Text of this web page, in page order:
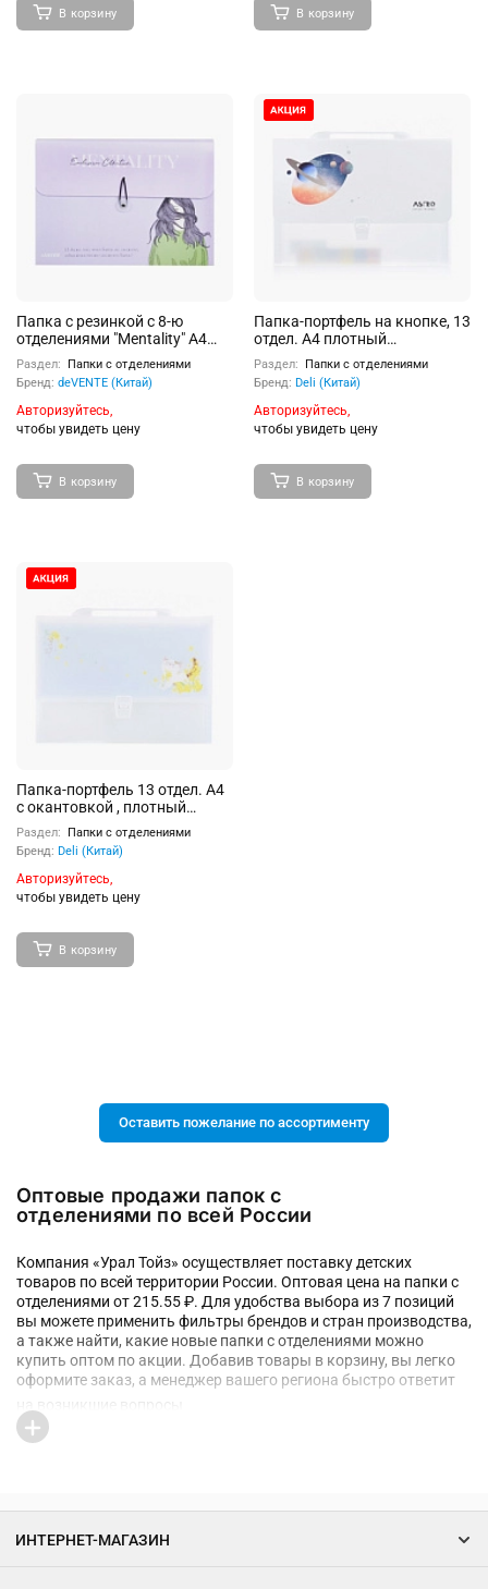
В корзину В корзину
Папка с резинкой с 8-ю
отделениями "Mentality" A4
(328x235x16 мм) 600 мкм,
фактура "песок" с рисунком,
внутренние карманы 140
мкм, индивидуальная
упаковка
Раздел:
Папки с отделениями
Бренд: deVENTE (Китай)
Авторизуйтесь,
чтобы увидеть цену
В корзину
Папка-портфель на кнопке, 13
отдел. A4 плотный
полипропилен, ассорти
Раздел:
Папки с отделениями
Бренд: Deli (Китай)
Авторизуйтесь,
чтобы увидеть цену
В корзину
Папка-портфель 13 отдел. A4
с окантовкой , плотный
полипропилен, ассорти
Раздел:
Папки с отделениями
Бренд: Deli (Китай)
Авторизуйтесь,
чтобы увидеть цену
В корзину
Оставить пожелание по ассортименту
Оптовые продажи папок с
отделениями по всей России
Компания «Урал Тойз» осуществляет поставку детских
товаров по всей территории России. Оптовая цена на папки с
отделениями от 215.55 ₽. Для удобства выбора из 7 позиций
вы можете применить фильтры брендов и стран производства,
а также найти, какие новые папки с отделениями можно
купить оптом по акции. Добавив товары в корзину, вы легко
оформите заказ, а менеджер вашего региона быстро ответит
ИНТЕРНЕТ-МАГАЗИН